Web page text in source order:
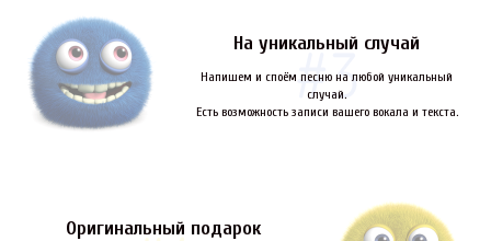
На уникальный случай
Напишем и споём песню на любой уникальный
случай.
Есть возможность записи вашего вокала и текста.
Оригинальный подарок